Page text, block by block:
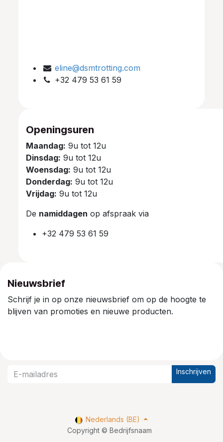
eline@dsmtrotting.com
+32 479 53 61 59
Openingsuren
Maandag: 9u tot 12u
Dinsdag: 9u tot 12u
Woensdag: 9u tot 12u
Donderdag: 9u tot 12u
Vrijdag: 9u tot 12u
De namiddagen op afspraak via
+32 479 53 61 59
Nieuwsbrief
Schrijf je in op onze nieuwsbrief om op de hoogte te
blijven van promoties en nieuwe producten.
Inschrijven
Copyright © Bedrijfsnaam
Nederlands (BE)